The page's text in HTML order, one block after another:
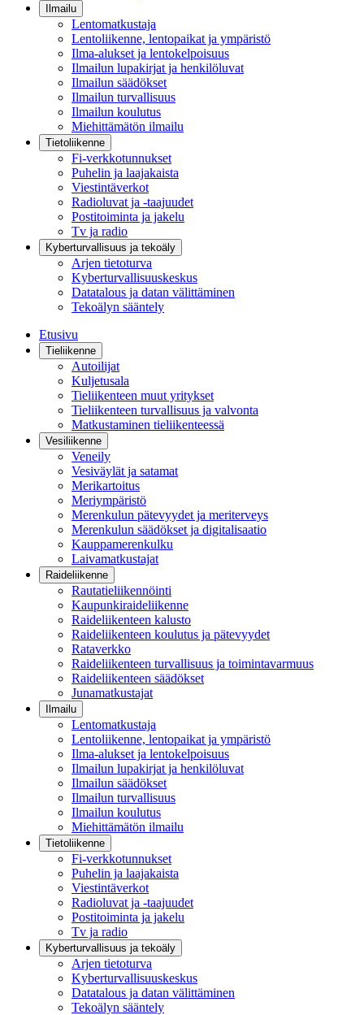
Ilmailu
Lentomatkustaja
Lentoliikenne, lentopaikat ja ympäristö
Ilma-alukset ja lentokelpoisuus
Ilmailun lupakirjat ja henkilöluvat
Ilmailun säädökset
Ilmailun turvallisuus
Ilmailun koulutus
Miehittämätön ilmailu
Tietoliikenne
Fi-verkkotunnukset
Puhelin ja laajakaista
Viestintäverkot
Radioluvat ja -taajuudet
Postitoiminta ja jakelu
Tv ja radio
Kyberturvallisuus ja tekoäly
Arjen tietoturva
Kyberturvallisuuskeskus
Datatalous ja datan välittäminen
Tekoälyn sääntely
Etusivu
Tieliikenne
Autoilijat
Kuljetusala
Tieliikenteen muut yritykset
Tieliikenteen turvallisuus ja valvonta
Matkustaminen tieliikenteessä
Vesiliikenne
Veneily
Vesiväylät ja satamat
Merikartoitus
Meriympäristö
Merenkulun pätevyydet ja meriterveys
Merenkulun säädökset ja digitalisaatio
Kauppamerenkulku
Laivamatkustajat
Raideliikenne
Rautatieliikennöinti
Kaupunkiraideliikenne
Raideliikenteen kalusto
Raideliikenteen koulutus ja pätevyydet
Rataverkko
Raideliikenteen turvallisuus ja toimintavarmuus
Raideliikenteen säädökset
Junamatkustajat
Ilmailu
Lentomatkustaja
Lentoliikenne, lentopaikat ja ympäristö
Ilma-alukset ja lentokelpoisuus
Ilmailun lupakirjat ja henkilöluvat
Ilmailun säädökset
Ilmailun turvallisuus
Ilmailun koulutus
Miehittämätön ilmailu
Tietoliikenne
Fi-verkkotunnukset
Puhelin ja laajakaista
Viestintäverkot
Radioluvat ja -taajuudet
Postitoiminta ja jakelu
Tv ja radio
Kyberturvallisuus ja tekoäly
Arjen tietoturva
Kyberturvallisuuskeskus
Datatalous ja datan välittäminen
Tekoälyn sääntely